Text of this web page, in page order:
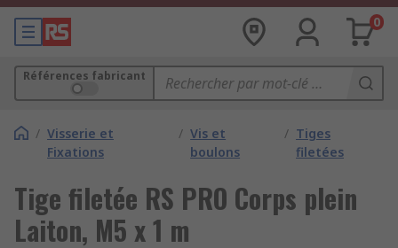
0
Références fabricant
/ Visserie et
Fixations
/ Vis et
boulons
/ Tiges
filetées
Tige filetée RS PRO Corps plein
Laiton, M5 x 1 m